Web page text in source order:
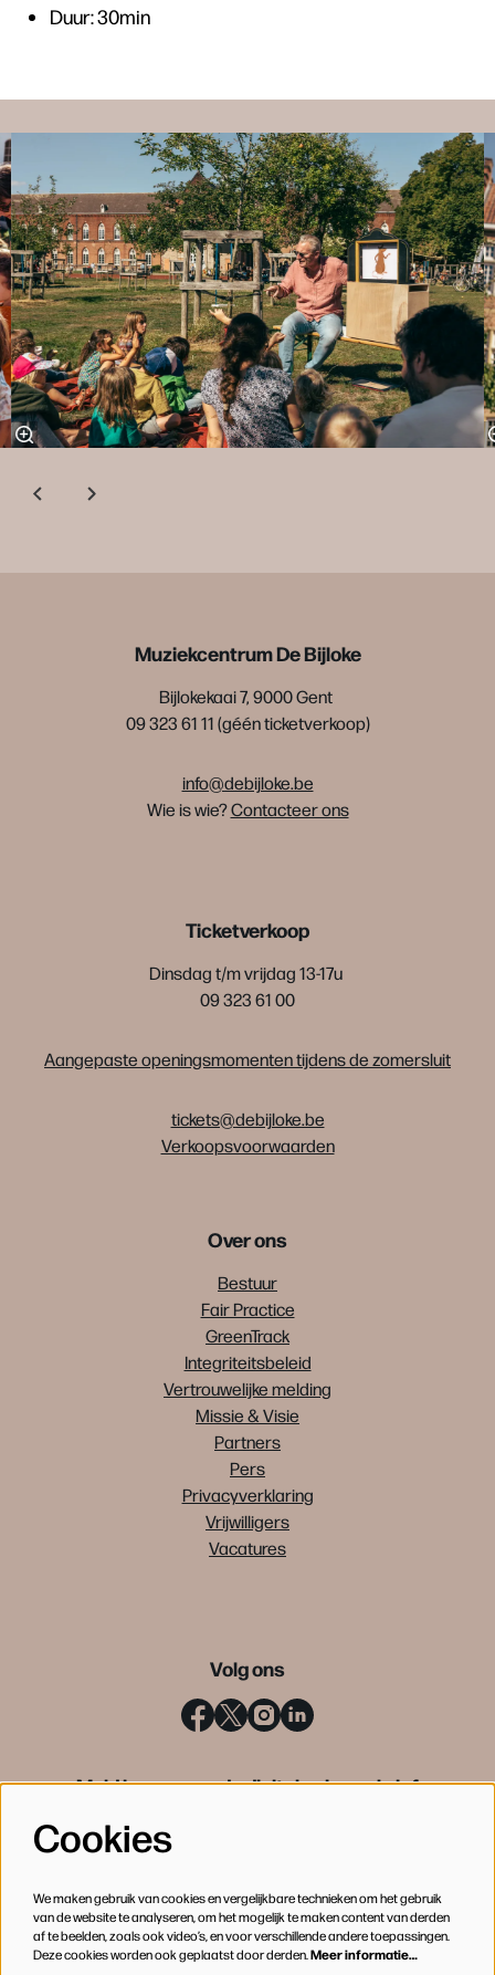
Duur: 30min
Overslaan
Muziekcentrum De Bijloke
Bijlokekaai 7, 9000 Gent
09 323 61 11 (géén ticketverkoop)
info@debijloke.be
Wie is wie?Contacteer ons
Ticketverkoop
Dinsdag t/m vrijdag 13-17u
09 323 61 00
Aangepaste openingsmomenten tijdens de zomersluit
tickets@debijloke.be
Verkoopsvoorwaarden
Over ons
Bestuur
Fair Practice
GreenTrack
Integriteitsbeleid
Vertrouwelijke melding
Missie & Visie
Partners
Pers
Privacyverklaring
Vrijwilligers
Vacatures
Volg ons
Meld je aan voor de digitale nieuwsbrief
Cookies
We maken gebruik van cookies en vergelijkbare technieken om het gebruik
van de website te analyseren, om het mogelijk te maken content van derden
af te beelden, zoals ook video’s, en voor verschillende andere toepassingen.
Deze cookies worden ook geplaatst door derden.Meer informatie…